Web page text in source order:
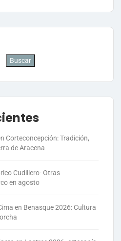
Buscar
Corteconcepción: Tradición,
de Aracena
Cudillero- Otras
en agosto
en Benasque 2026: Cultura